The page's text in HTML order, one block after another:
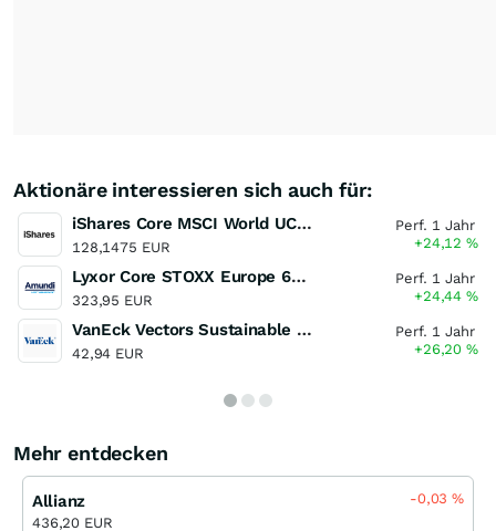
Aktionäre interessieren sich auch für:
iShares Core MSCI World UCITS ETF
128,1475 EUR
Perf. 1 Jahr
+24,12%
Lyxor Core STOXX Europe 600 (DR) - UCITS ETF Acc
323,95 EUR
Perf. 1 Jahr
+24,44%
VanEck Vectors Sustainable World Equal Weight UCITS ETF
42,94 EUR
Perf. 1 Jahr
+26,20%
Mehr entdecken
Allianz
436,20 EUR
-0,03%